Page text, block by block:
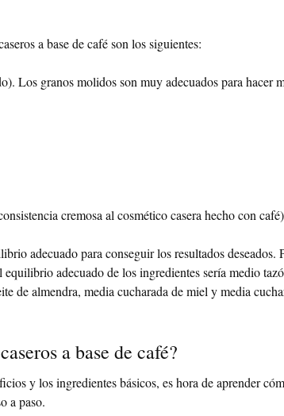
a base de café son los siguientes:
Los granos molidos son muy adecuados para hacer
cremosa al cosmético casera hecho con
adecuado para conseguir los resultados deseados.
adecuado de los ingredientes sería medio
de almendra, media cucharada de miel y media
a base de café?
y los ingredientes básicos, es hora de aprender
a paso.